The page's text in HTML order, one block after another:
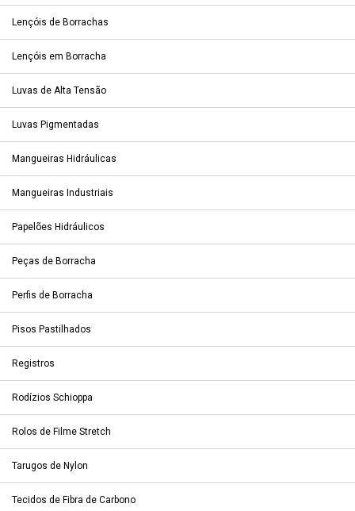
Lençóis de Borrachas
Lençóis em Borracha
Luvas de Alta Tensão
Luvas Pigmentadas
Mangueiras Hidráulicas
Mangueiras Industriais
Papelões Hidráulicos
Peças de Borracha
Perfis de Borracha
Pisos Pastilhados
Registros
Rodízios Schioppa
Rolos de Filme Stretch
Tarugos de Nylon
Tecidos de Fibra de Carbono